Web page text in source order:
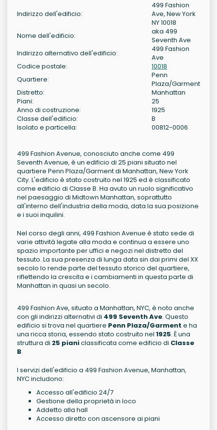
Indirizzo dell'edificio:
499 Fashion
Ave, New York
NY 10018
Nome dell'edificio:
aka 499
Seventh Ave
Indirizzo alternativo dell'edificio:
499 Fashion
Ave
Codice postale:
10018
Quartiere:
Penn
Plaza/Garment
Distretto:
Manhattan
Piani:
25
Anno di costruzione:
1925
Classe dell'edificio:
B
Isolato e particella:
00812-0006
499 Fashion Avenue, conosciuto anche come 499
Seventh Avenue, è un edificio di 25 piani situato nel
quartiere Penn Plaza/Garment di Manhattan, New York
City. L'edificio è stato costruito nel 1925 ed è classificato
come edificio di Classe B. Ha avuto un ruolo significativo
nel paesaggio di Midtown Manhattan, soprattutto
all'interno dell'industria della moda, data la sua posizione
e i suoi inquilini.
Nel corso degli anni, 499 Fashion Avenue è stato sede di
varie attività legate alla moda e continua a essere uno
spazio importante per uffici e negozi nel distretto del
tessuto. La sua presenza di lunga data sin dai primi del XX
secolo lo rende parte del tessuto storico del quartiere,
riflettendo la crescita e i cambiamenti in questa parte di
Manhattan in quasi un secolo.
499 Fashion Ave, situato a Manhattan, NYC, è noto anche
con gli indirizzi alternativi di 499 Seventh Ave. Questo
edificio si trova nel quartiere Penn Plaza/Garment e ha
una ricca storia, essendo stato costruito nel 1925. È una
struttura di 25 pianiclassificata come edificio di Classe
B.
I servizi dell'edificio a 499 Fashion Avenue, Manhattan,
NYC includono:
Accesso all'edificio 24/7
Gestione della proprietà in loco
Addetto alla hall
Accesso diretto con ascensore ai piani